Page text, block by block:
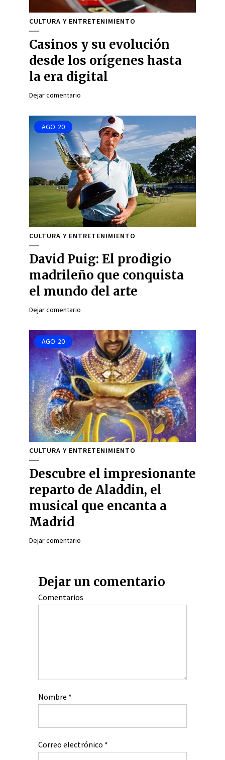
CULTURA Y ENTRETENIMIENTO
Casinos y su evolución
desde los orígenes hasta
la era digital
Dejar comentario
AGO 20
CULTURA Y ENTRETENIMIENTO
David Puig: El prodigio
madrileño que conquista
el mundo del arte
Dejar comentario
AGO 20
CULTURA Y ENTRETENIMIENTO
Descubre el impresionante
reparto de Aladdin, el
musical que encanta a
Madrid
Dejar comentario
Dejar un comentario
Comentarios
Nombre *
Correo electrónico *